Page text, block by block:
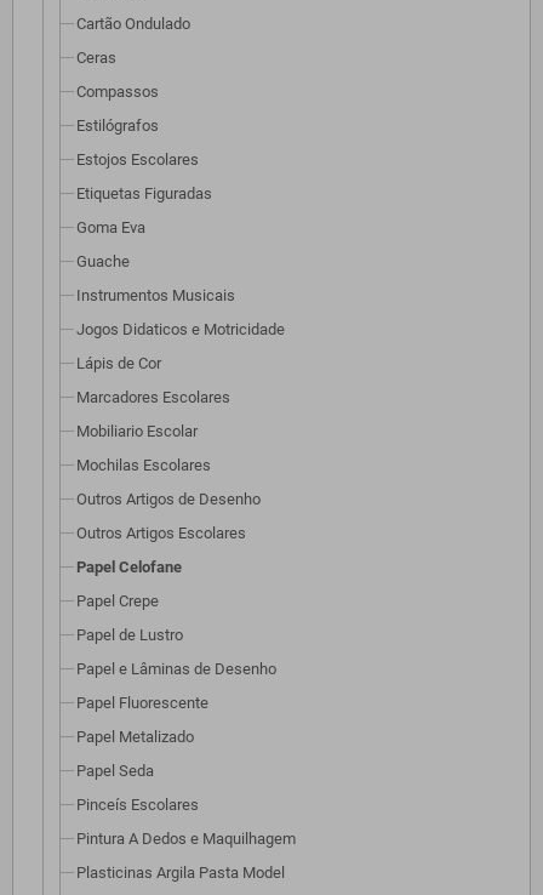
Cartão Ondulado
Ceras
Compassos
Estilógrafos
Estojos Escolares
Etiquetas Figuradas
Goma Eva
Guache
Instrumentos Musicais
Jogos Didaticos e Motricidade
Lápis de Cor
Marcadores Escolares
Mobiliario Escolar
Mochilas Escolares
Outros Artigos de Desenho
Outros Artigos Escolares
Papel Celofane
Papel Crepe
Papel de Lustro
Papel e Lâminas de Desenho
Papel Fluorescente
Papel Metalizado
Papel Seda
Pinceís Escolares
Pintura A Dedos e Maquilhagem
Plasticinas Argila Pasta Model